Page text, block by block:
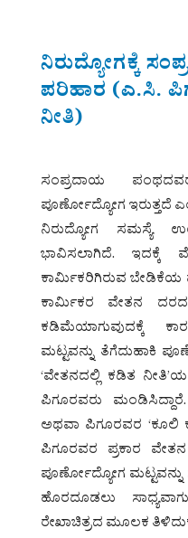
ನಿರುದ್ಯೋಗಕ್ಕೆ
ಪರಿಹಾರ (ಎ.ಸಿ.
ನೀತಿ)
ಸಂಪ್ರದಾಯ
ಪೂರ್ಣೋದ್ಯೋಗ ಇರುತ್ತದೆ
ನಿರುದ್ಯೋಗ ಸಮಸ್ಯೆ
ಭಾವಿಸಲಾಗಿದೆ. ಇದಕ್ಕೆ
ಕಾರ್ಮಿಕರಿಗಿರುವ ಬೇಡಿಕೆಯ
ಕಾರ್ಮಿಕರ ವೇತನ
ಕಡಿಮೆಯಾಗುವುದಕ್ಕೆ
ಮಟ್ಟವನ್ನು ತೆಗೆದುಹಾಕಿ
‘ವೇತನದಲ್ಲಿ ಕಡಿತ
ಪಿಗೂರವರು
ಅಥವಾ ಪಿಗೂರವರ ‘ಕೂಲಿ
ಪಿಗೂರವರ ಪ್ರಕಾರ
ಪೂರ್ಣೋದ್ಯೋಗ ಮಟ್ಟವನ್ನು
ಹೊರದೂಡಲು
ರೇಖಾಚಿತ್ರದ ಮೂಲಕ